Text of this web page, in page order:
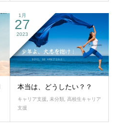
1月
27
2023
本当は、どうしたい？？
キャリア支援 未分類 高校生キャリア
支援